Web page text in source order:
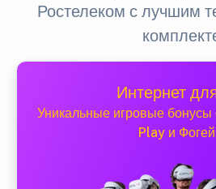
Ростелеком с лучшим
Интернет
Уникальные игровые бонусы
Play и